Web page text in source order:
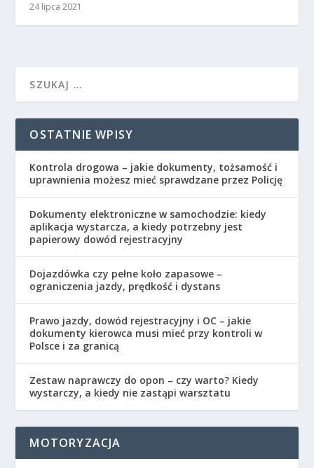
24 lipca 2021
OSTATNIE WPISY
Kontrola drogowa – jakie dokumenty, tożsamość i
uprawnienia możesz mieć sprawdzane przez Policję
Dokumenty elektroniczne w samochodzie: kiedy
aplikacja wystarcza, a kiedy potrzebny jest
papierowy dowód rejestracyjny
Dojazdówka czy pełne koło zapasowe –
ograniczenia jazdy, prędkość i dystans
Prawo jazdy, dowód rejestracyjny i OC – jakie
dokumenty kierowca musi mieć przy kontroli w
Polsce i za granicą
Zestaw naprawczy do opon – czy warto? Kiedy
wystarczy, a kiedy nie zastąpi warsztatu
MOTORYZACJA